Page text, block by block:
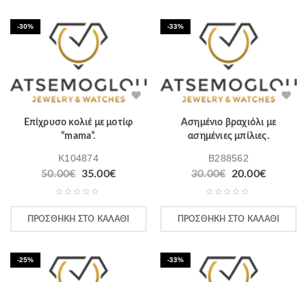
-30%
Επίχρυσο κολιέ με μοτίφ
“mama”.
K104874
50.00€ 35.00€
ΠΡΟΣΘΉΚΗ ΣΤΟ ΚΑΛΆΘΙ
-33%
Ασημένιο βραχιόλι με
ασημένιες μπίλιες.
B288562
30.00€ 20.00€
ΠΡΟΣΘΉΚΗ ΣΤΟ ΚΑΛΆΘΙ
-25% -33%